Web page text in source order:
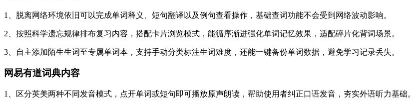
1、脱离网络环境依旧可以完成单词释义、短句翻译以及例句查看操作，基础查词功能不会受到网络波动影响。
2、按照科学遗忘规律排布复习内容，搭配卡片浏览模式，能循序渐进强化单词记忆效果，适配碎片化背词场景。
3、自主添加陌生生词至专属单词本，支持手动分类标注生词难度，还能一键备份单词数据，避免学习记录丢失。
网易有道词典内容
1、区分英美两种不同发音模式，点开单词或短句即可播放原声朗读，帮助使用者纠正口语发音，夯实外语听力基础。